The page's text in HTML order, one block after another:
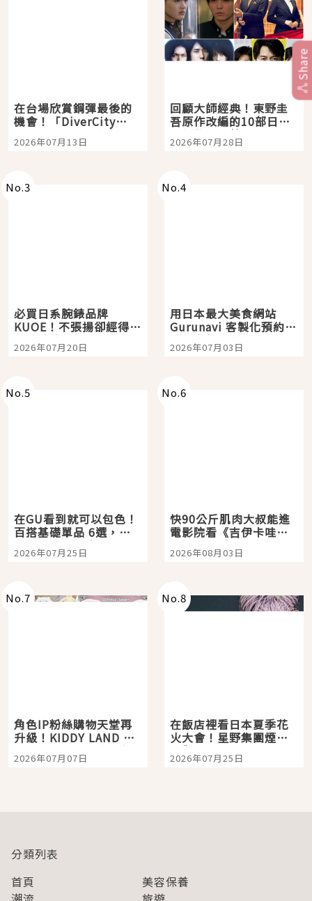
在台場欣賞鋼彈最後的
機會！「DiverCity
Tokyo Plaza」搭船、
購物、美食及夜景，一
2026年07月13日
回顧大師經典！東野圭
吾原作改編的10部日本
影視作品推薦
2026年07月28日
No.3
必買日系腕錶品牌
KUOE！不張揚卻經得起
時間洗鍊的經典之作五
選
2026年07月20日
No.4
用日本最大美食網站
Gurunavi 客製化預約九
大都市餐廳，打造專屬
美食體驗！
2026年07月03日
No.5
在GU看到就可以包色！
百搭基礎單品 6選，閉
眼全收也不心疼
2026年07月25日
No.6
快90公斤肌肉大叔能進
電影院看《吉伊卡哇》
嗎？日本重金屬樂團
「打首」會長與nagano
2026年08月03日
No.7
角色IP粉絲購物天堂再
升級！KIDDY LAND 原
宿店吉伊卡哇迎客，新
開幕 OMOKADO 店3分
2026年07月07日
No.8
在飯店裡看日本夏季花
火大會！星野集團煙火
景觀飯店6選，讓你不用
人擠人悠閒欣賞
2026年07月25日
Share
分類列表
首頁
美容保養